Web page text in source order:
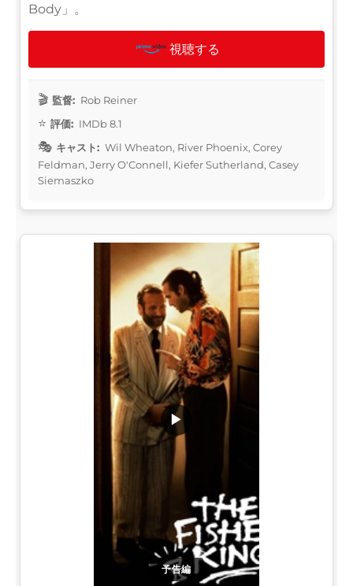
Body」。
視聴する
監督: Rob Reiner
評価: IMDb 8.1
キャスト: Wil Wheaton, River Phoenix, Corey
Feldman, Jerry O'Connell, Kiefer Sutherland, Casey
Siemaszko
予告編
▶